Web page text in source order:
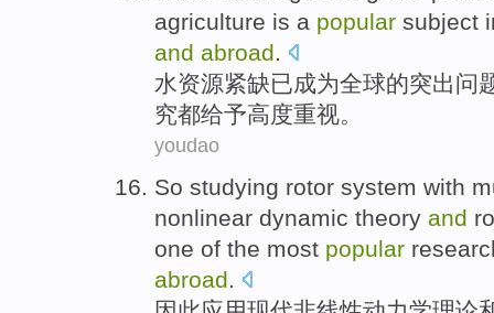
agriculture is a popular subject
and abroad.
水资源紧缺已成为全球的突出问
究都给予高度重视。
youdao
So studying rotor system with
nonlinear dynamic theory and
one of the most popular
abroad.